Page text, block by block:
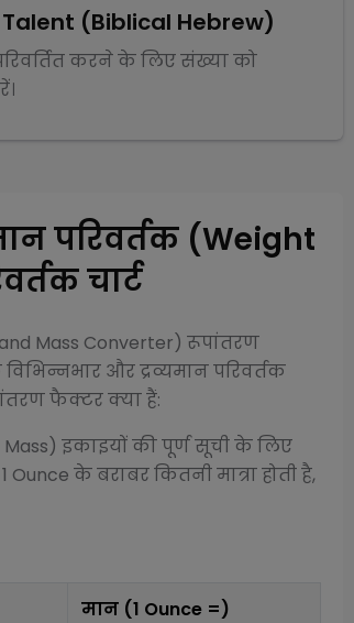
Talent (Biblical Hebrew)
करने के लिए संख्या को
परिवर्तक (Weight
चार्ट
Mass Converter) रूपांतरण
भार और द्रव्यमान परिवर्तक
फैक्टर क्या हैं:
इकाइयों की पूर्ण सूची के लिए
Ounce के बराबर कितनी मात्रा होती है,
मान (1 Ounce =)